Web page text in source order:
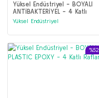
Yüksel Endüstriyel - BOYALI
ANTİBAKTERİYEL - 4 Katlı
Raflar
Yüksel Endüstriyel
%52